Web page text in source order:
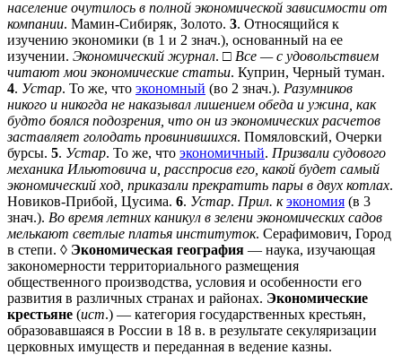
население очутилось в полной экономической зависимости от
компании. Мамин-Сибиряк, Золото. 3. Относящийся к
изучению экономики (в 1 и 2 знач.), основанный на ее
изучении. Экономический журнал. □ Все — с удовольствием
читают мои экономические статьи. Куприн, Черный туман.
4. Устар. То же, что экономный (во 2 знач.). Разумников
никого и никогда не наказывал лишением обеда и ужина, как
будто боялся подозрения, что он из экономических расчетов
заставляет голодать провинившихся. Помяловский, Очерки
бурсы. 5. Устар. То же, что экономичный. Призвали судового
механика Ильютовича и, расспросив его, какой будет самый
экономический ход, приказали прекратить пары в двух котлах.
Новиков-Прибой, Цусима. 6. Устар. Прил. к экономия (в 3
знач.). Во время летних каникул в зелени экономических садов
мелькают светлые платья институток. Серафимович, Город
в степи. ◊ Экономическая география — наука, изучающая
закономерности территориального размещения
общественного производства, условия и особенности его
развития в различных странах и районах. Экономические
крестьяне (ист.) — категория государственных крестьян,
образовавшаяся в России в 18 в. в результате секуляризации
церковных имуществ и переданная в ведение казны.